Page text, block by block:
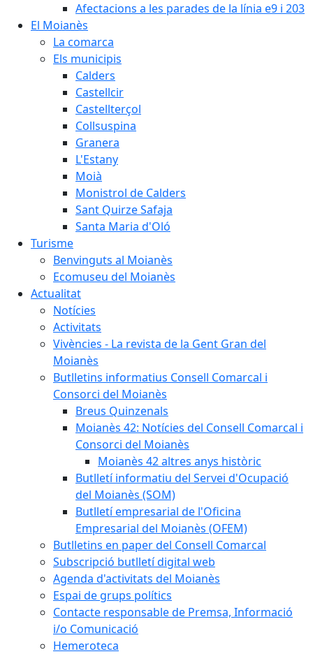
Afectacions a les parades de la línia e9 i 203
El Moianès
La comarca
Els municipis
Calders
Castellcir
Castellterçol
Collsuspina
Granera
L'Estany
Moià
Monistrol de Calders
Sant Quirze Safaja
Santa Maria d'Oló
Turisme
Benvinguts al Moianès
Ecomuseu del Moianès
Actualitat
Notícies
Activitats
Vivències - La revista de la Gent Gran del
Moianès
Butlletins informatius Consell Comarcal i
Consorci del Moianès
Breus Quinzenals
Moianès 42: Notícies del Consell Comarcal i
Consorci del Moianès
Moianès 42 altres anys històric
Butlletí informatiu del Servei d'Ocupació
del Moianès (SOM)
Butlletí empresarial de l'Oficina
Empresarial del Moianès (OFEM)
Butlletins en paper del Consell Comarcal
Subscripció butlletí digital web
Agenda d'activitats del Moianès
Espai de grups polítics
Contacte responsable de Premsa, Informació
i/o Comunicació
Hemeroteca